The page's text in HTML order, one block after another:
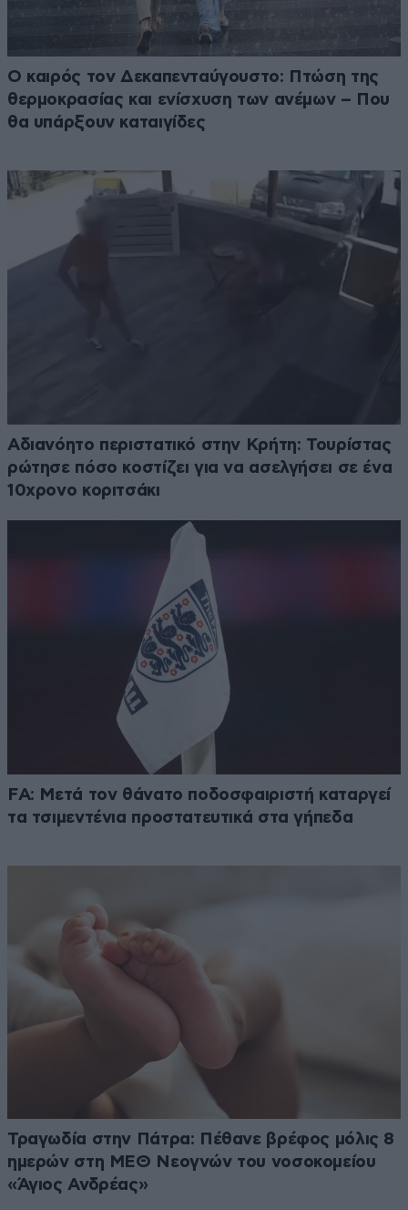
Ο καιρός τον Δεκαπενταύγουστο: Πτώση της
θερμοκρασίας και ενίσχυση των ανέμων – Που
θα υπάρξουν καταιγίδες
Αδιανόητο περιστατικό στην Κρήτη: Τουρίστας
ρώτησε πόσο κοστίζει για να ασελγήσει σε ένα
10χρονο κοριτσάκι
FA: Μετά τον θάνατο ποδοσφαιριστή καταργεί
τα τσιμεντένια προστατευτικά στα γήπεδα
Τραγωδία στην Πάτρα: Πέθανε βρέφος μόλις 8
ημερών στη ΜΕΘ Νεογνών του νοσοκομείου
«Άγιος Ανδρέας»